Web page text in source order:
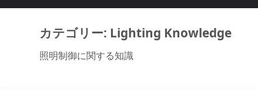
カテゴリー: Lighting Knowledge
照明制御に関する知識